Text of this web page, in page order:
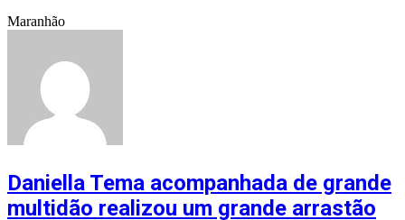
Maranhão
Daniella Tema acompanhada de grande
multidão realizou um grande arrastão